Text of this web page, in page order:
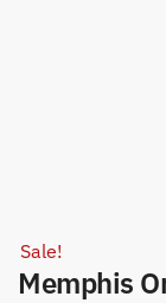
Sale!
Memphis